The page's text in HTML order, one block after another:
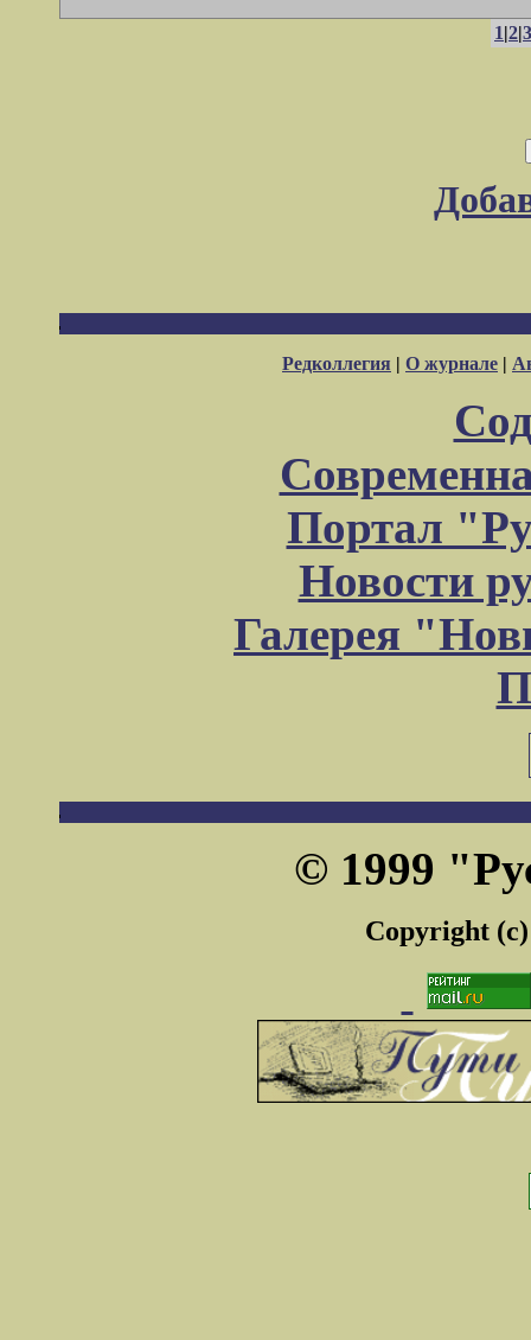
1|2|3
Редколлегия | О журнале |
Портал
Новости
Галерея
© 1999
Copyright